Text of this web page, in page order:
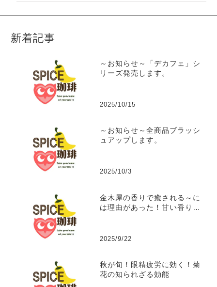
新着記事
～お知らせ～「デカフェ」シ
リーズ発売します。
2025/10/15
～お知らせ～全商品ブラッシ
ュアップします。
2025/10/3
金木犀の香りで癒される～に
は理由があった！甘い香りに
2025/9/22
秋が旬！眼精疲労に効く！菊
花の知られざる効能